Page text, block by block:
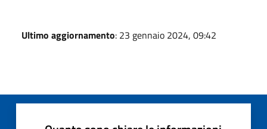
Ultimo aggiornamento: 23 gennaio 2024, 09:42